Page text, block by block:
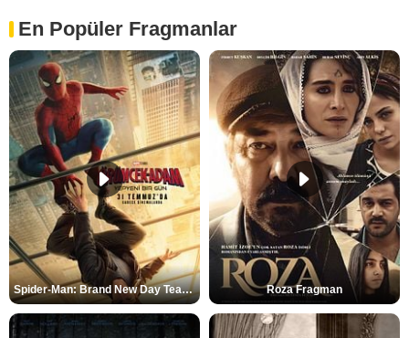
En Popüler Fragmanlar
Spider-Man: Brand New Day Teaser Roza Fragman